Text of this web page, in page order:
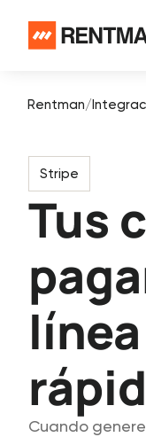
Rentman/
Stripe
Tus
Cuando